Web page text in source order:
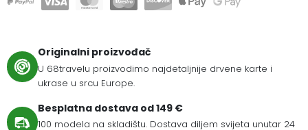
Originalni proizvođač
U 68travelu proizvodimo najdetaljnije drvene karte i
ukrase u srcu Europe.
Besplatna dostava od 149 €
100 modela na skladištu. Dostava diljem svijeta unutar 24